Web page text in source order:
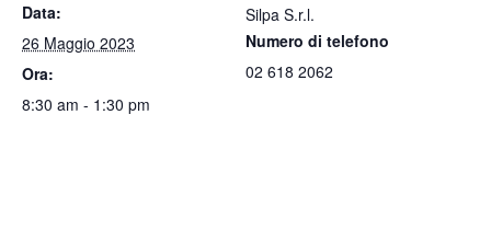
Data:
26 Maggio 2023
Ora:
8:30 am - 1:30 pm
Silpa S.r.l.
Numero di telefono
02 618 2062